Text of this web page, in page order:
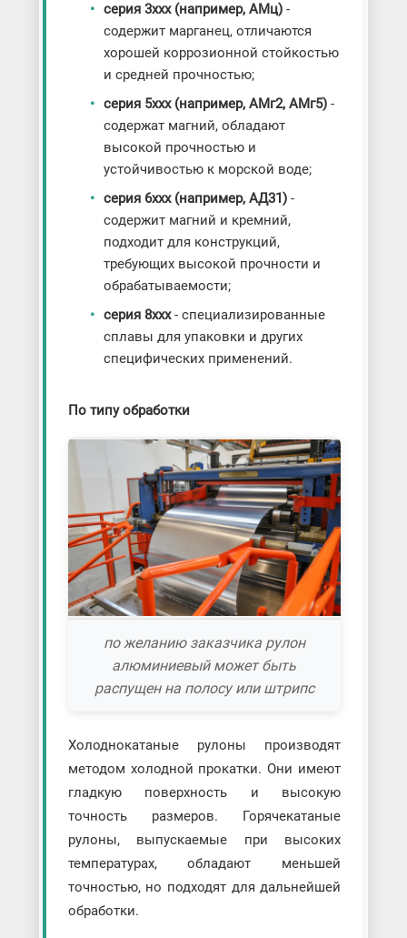
серия 3xxx (например, АМц)-
содержит марганец, отличаются
хорошей коррозионной стойкостью
и средней прочностью;
серия 5xxx (например, АМг2, АМг5)-
содержат магний, обладают
высокой прочностью и
устойчивостью к морской воде;
серия 6xxx (например, АД31)-
содержит магний и кремний,
подходит для конструкций,
требующих высокой прочности и
обрабатываемости;
серия 8xxx- специализированные
сплавы для упаковки и других
специфических применений.
По типу обработки
по желанию заказчика рулон
алюминиевый может быть
распущен на полосу или штрипс
Холоднокатаные рулоны производят
методом холодной прокатки. Они имеют
гладкую поверхность и высокую
точность размеров. Горячекатаные
рулоны, выпускаемые при высоких
температурах, обладают меньшей
точностью, но подходят для дальнейшей
обработки.